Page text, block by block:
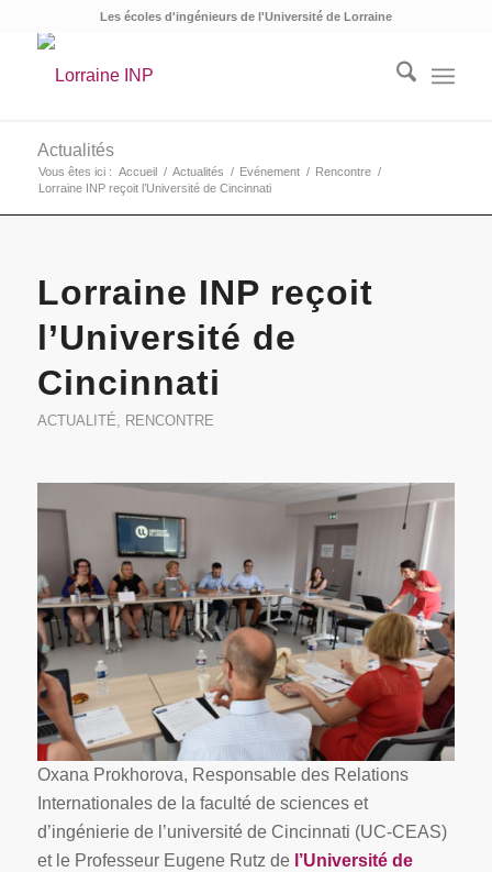
Les écoles d'ingénieurs de l'Université de Lorraine
Actualités
Vous êtes ici : Accueil / Actualités / Evénement / Rencontre /
Lorraine INP reçoit l’Université de Cincinnati
Lorraine INP reçoit
l’Université de
Cincinnati
ACTUALITÉ, RENCONTRE
Oxana Prokhorova, Responsable des Relations
Internationales de la faculté de sciences et
d’ingénierie de l’université de Cincinnati (UC-CEAS)
et le Professeur Eugene Rutz de l’Université de